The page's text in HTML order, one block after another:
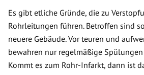
Es gibt etliche Gründe, die zu
Rohrleitungen führen. Betroffen sind
neuere Gebäude. Vor teuren und
bewahren nur regelmäßige Spülungen
Kommt es zum Rohr-Infarkt, dann ist